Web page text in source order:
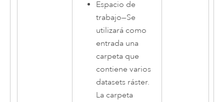
Espacio de
trabajo—Se
utilizará como
entrada una
carpeta que
contiene varios
datasets ráster.
La carpeta